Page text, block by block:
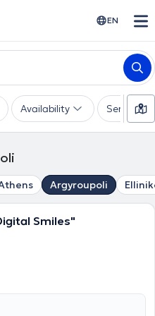
EN
Availability Services
Argyroupoli
Smiles"